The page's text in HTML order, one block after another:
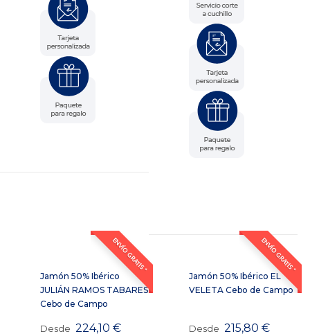
ENVÍO GRATIS *
Jamón 50% Ibérico
JULIÁN RAMOS TABARES
Cebo de Campo
Desde 224,10€
ENVÍO GRATIS *
Jamón 50% Ibérico EL
VELETA Cebo de Campo
Desde 215,80€